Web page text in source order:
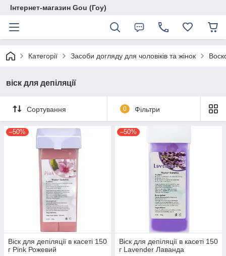
Інтернет-магазин Gou (Гоу)
Категорії Засоби догляду для чоловіків та жінок
віск для депіляції
Сортування 0 Фільтри
–50%
Віск для депіляції в касеті 150
г Pink Рожевий
–50%
Віск для депіляції в касеті 150
г Lavender Лаванда